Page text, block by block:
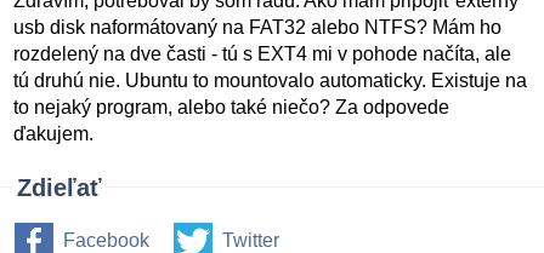
usb disk naformátovaný na FAT32 alebo NTFS? Mám ho
rozdelený na dve časti - tú s EXT4 mi v pohode načíta, ale
tú druhú nie. Ubuntu to mountovalo automaticky. Existuje na
to nejaký program, alebo také niečo? Za odpovede
ďakujem.
Zdieľať
Facebook Twitter